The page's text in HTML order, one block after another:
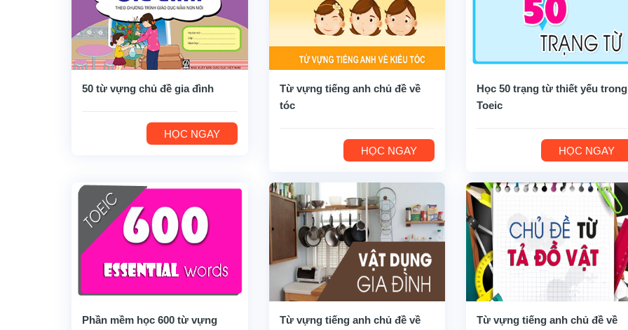
50 từ vựng chủ đề gia đình
HỌC NGAY
Từ vựng tiếng anh chủ đề về
tóc
HỌC NGAY
Học 50 trạng từ thiết yếu trong
Toeic
HỌC NGAY
Phần mềm học 600 từ vựng
Từ vựng tiếng anh chủ đề về
Từ vựng tiếng anh chủ đề về